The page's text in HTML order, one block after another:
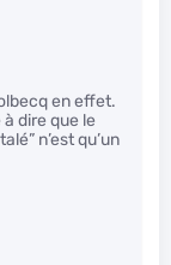
en effet.
dire que le
n’est qu’un